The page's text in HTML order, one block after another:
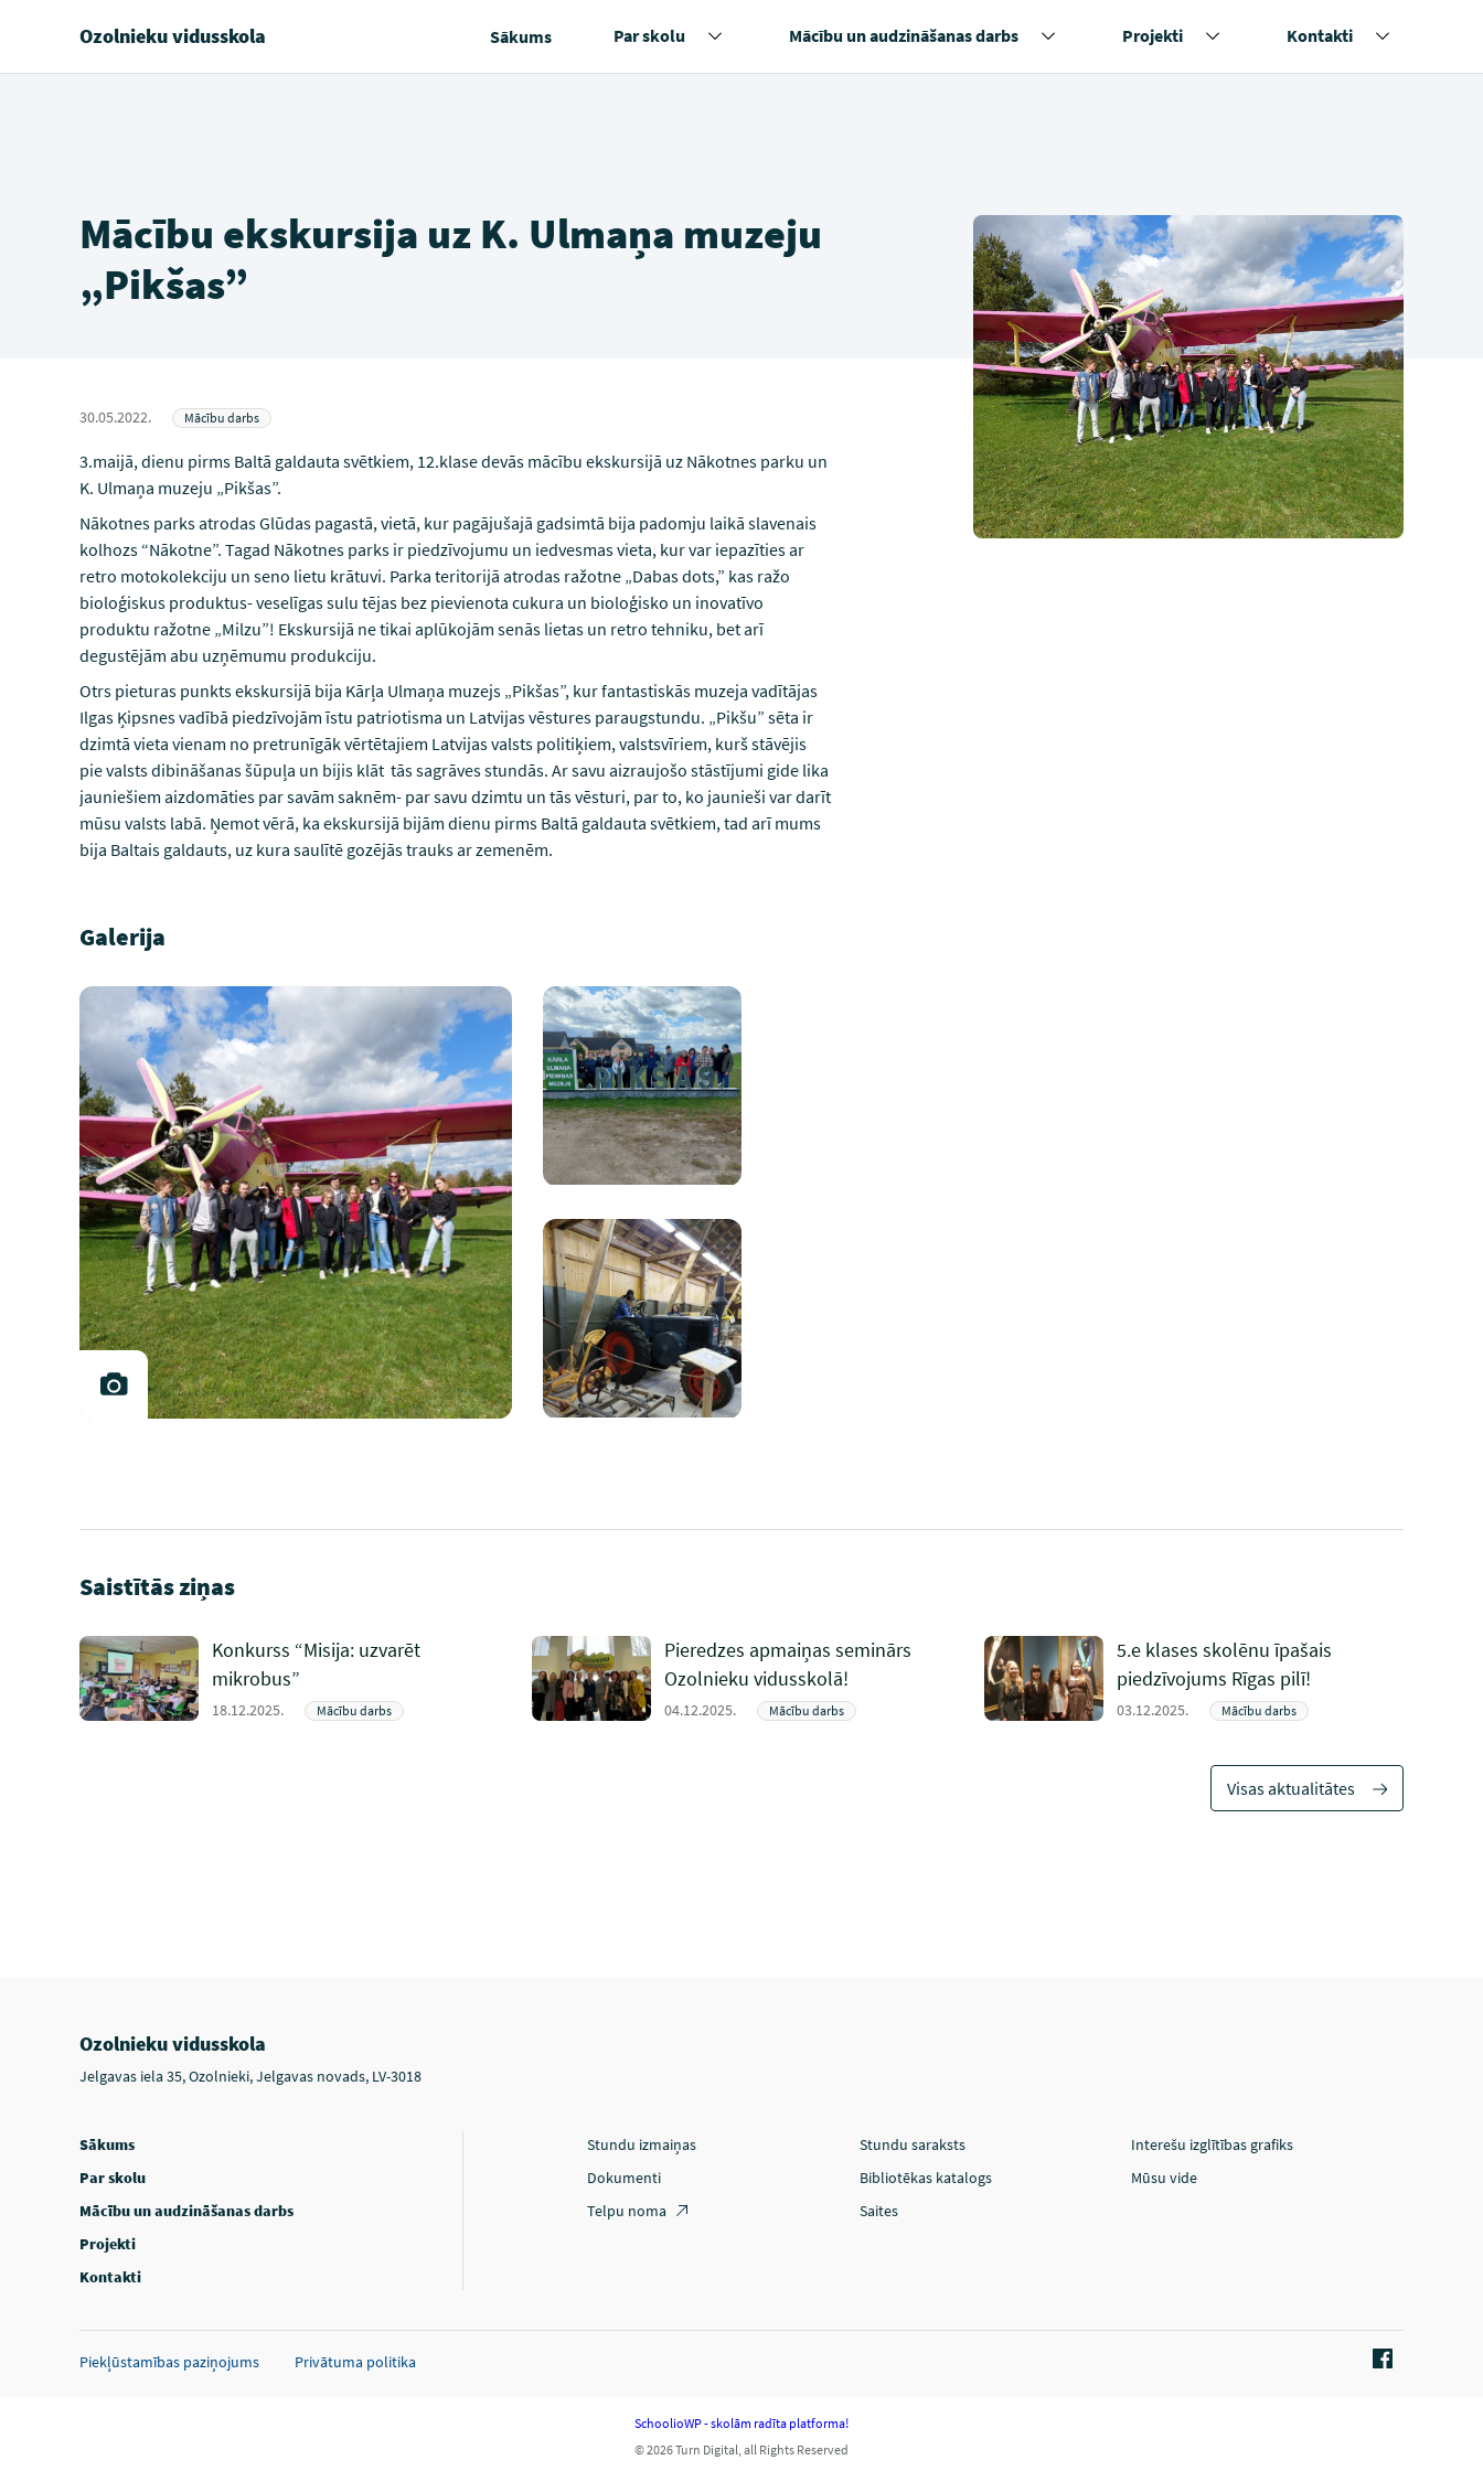
Ozolnieku vidusskola Sākums Par skolu Mācību un audzināšanas darbs Projekti Kontakti
Mācību ekskursija uz K. Ulmaņa muzeju
„Pikšas”
30.05.2022. Mācību darbs
3.maijā, dienu pirms Baltā galdauta svētkiem, 12.klase devās mācību ekskursijā uz Nākotnes parku un
K. Ulmaņa muzeju „Pikšas”.
Nākotnes parks atrodas Glūdas pagastā, vietā, kur pagājušajā gadsimtā bija padomju laikā slavenais
kolhozs “Nākotne”. Tagad Nākotnes parks ir piedzīvojumu un iedvesmas vieta, kur var iepazīties ar
retro motokolekciju un seno lietu krātuvi. Parka teritorijā atrodas ražotne „Dabas dots,” kas ražo
bioloģiskus produktus- veselīgas sulu tējas bez pievienota cukura un bioloģisko un inovatīvo
produktu ražotne „Milzu”! Ekskursijā ne tikai aplūkojām senās lietas un retro tehniku, bet arī
degustējām abu uzņēmumu produkciju.
Otrs pieturas punkts ekskursijā bija Kārļa Ulmaņa muzejs „Pikšas”, kur fantastiskās muzeja vadītājas
Ilgas Ķipsnes vadībā piedzīvojām īstu patriotisma un Latvijas vēstures paraugstundu. „Pikšu” sēta ir
dzimtā vieta vienam no pretrunīgāk vērtētajiem Latvijas valsts politiķiem, valstsvīriem, kurš stāvējis
pie valsts dibināšanas šūpuļa un bijis klāt tās sagrāves stundās. Ar savu aizraujošo stāstījumi gide lika
jauniešiem aizdomāties par savām saknēm- par savu dzimtu un tās vēsturi, par to, ko jaunieši var darīt
mūsu valsts labā. Ņemot vērā, ka ekskursijā bijām dienu pirms Baltā galdauta svētkiem, tad arī mums
bija Baltais galdauts, uz kura saulītē gozējās trauks ar zemenēm.
Galerija
Saistītās ziņas
Konkurss “Misija: uzvarēt
mikrobus”
18.12.2025. Mācību darbs
Pieredzes apmaiņas seminārs
Ozolnieku vidusskolā!
04.12.2025. Mācību darbs
5.e klases skolēnu īpašais
piedzīvojums Rīgas pilī!
03.12.2025. Mācību darbs
Visas aktualitātes
Ozolnieku vidusskola
Jelgavas iela 35, Ozolnieki, Jelgavas novads, LV-3018
Sākums
Par skolu
Mācību un audzināšanas darbs
Projekti
Kontakti
Stundu izmaiņas Stundu saraksts
Interešu izglītības grafiks
Dokumenti
Bibliotēkas katalogs
Mūsu vide
Telpu noma
Saites
Piekļūstamības paziņojums Privātuma politika
SchoolioWP - skolām radīta platforma!
© 2026 Turn Digital, all Rights Reserved